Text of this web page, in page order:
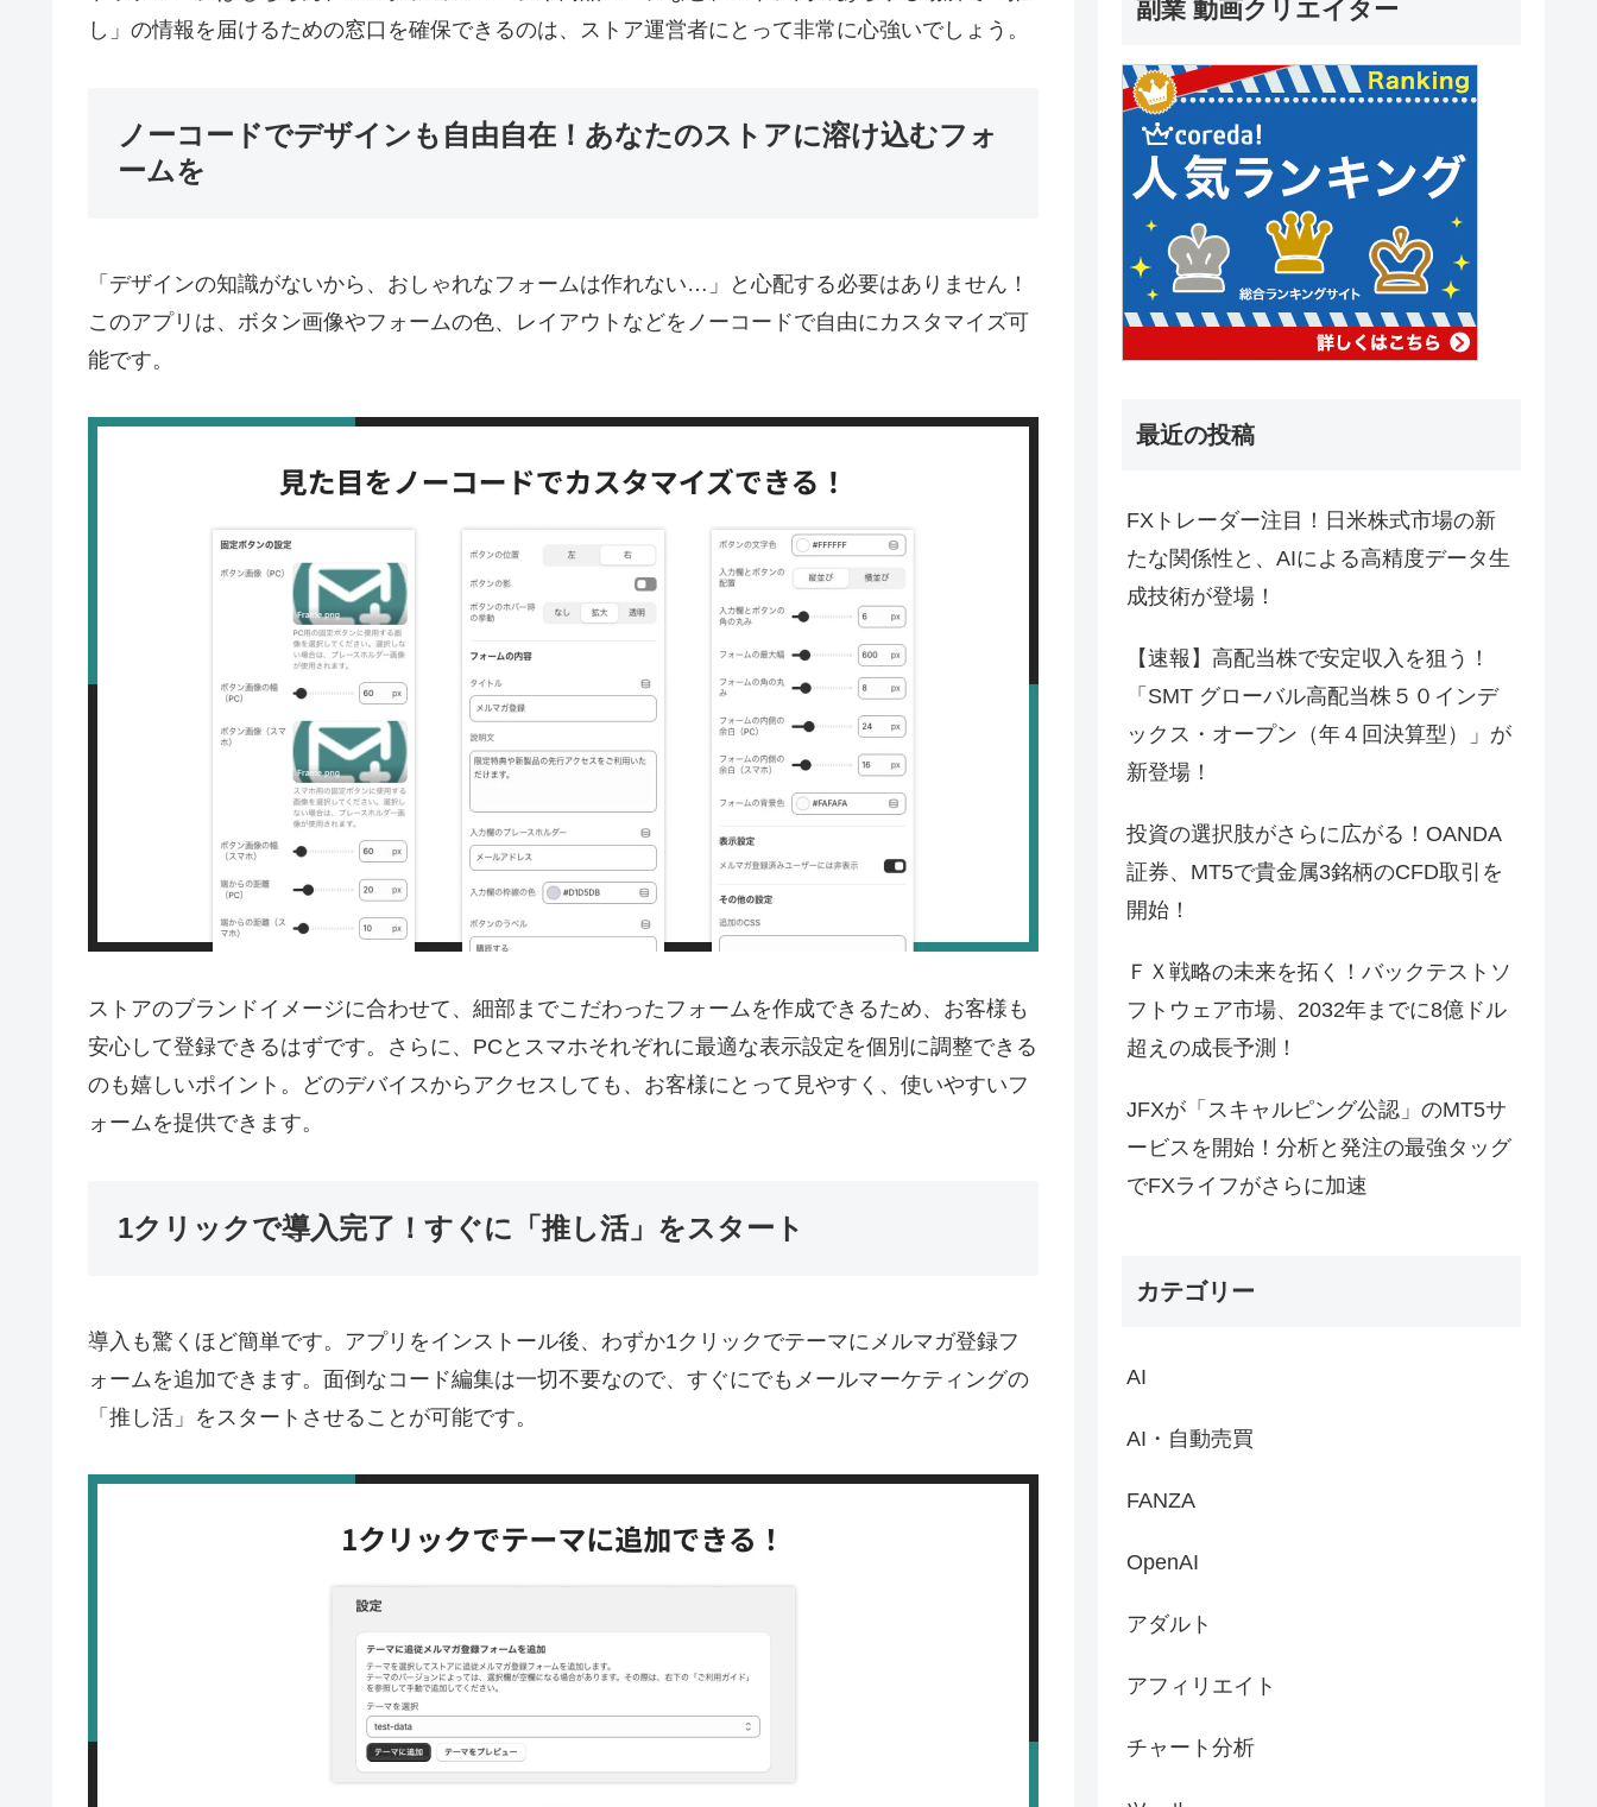
し」の情報を届けるための窓口を確保できるのは、ストア運営者にとって非常に心強いでしょう。
ノーコードでデザインも自由自在！あなたのストアに溶け込むフォ
ームを
「デザインの知識がないから、おしゃれなフォームは作れない…」と心配する必要はありません！
このアプリは、ボタン画像やフォームの色、レイアウトなどをノーコードで自由にカスタマイズ可
能です。
ストアのブランドイメージに合わせて、細部までこだわったフォームを作成できるため、お客様も
安心して登録できるはずです。さらに、PCとスマホそれぞれに最適な表示設定を個別に調整できる
のも嬉しいポイント。どのデバイスからアクセスしても、お客様にとって見やすく、使いやすいフ
ォームを提供できます。
1クリックで導入完了！すぐに「推し活」をスタート
導入も驚くほど簡単です。アプリをインストール後、わずか1クリックでテーマにメルマガ登録フ
ォームを追加できます。面倒なコード編集は一切不要なので、すぐにでもメールマーケティングの
「推し活」をスタートさせることが可能です。
副業 動画クリエイター
最近の投稿
FXトレーダー注目！日米株式市場の新
たな関係性と、AIによる高精度データ生
成技術が登場！
【速報】高配当株で安定収入を狙う！
「SMT グローバル高配当株５０インデ
ックス・オープン（年４回決算型）」が
新登場！
投資の選択肢がさらに広がる！OANDA
証券、MT5で貴金属3銘柄のCFD取引を
開始！
ＦＸ戦略の未来を拓く！バックテストソ
フトウェア市場、2032年までに8億ドル
超えの成長予測！
JFXが「スキャルピング公認」のMT5サ
ービスを開始！分析と発注の最強タッグ
でFXライフがさらに加速
カテゴリー
AI
AI・自動売買
FANZA
OpenAI
アダルト
アフィリエイト
チャート分析